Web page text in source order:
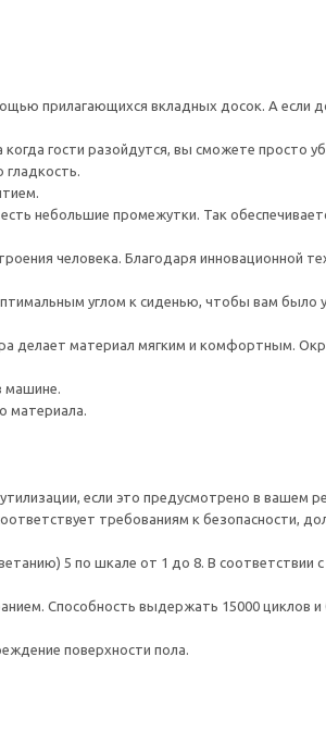
прилагающихся вкладных досок. А если
гости разойдутся, вы сможете просто
гладкость.
небольшие промежутки. Так
человека. Благодаря инновационной
углом к сиденью, чтобы вам
делает материал мягким и комфортным.
машине.
материала.
если это предусмотрено в вашем
требованиям к безопасности,
5 по шкале от 1 до 8. В соответствии
Способность выдержать 15000 циклов
поверхности пола.